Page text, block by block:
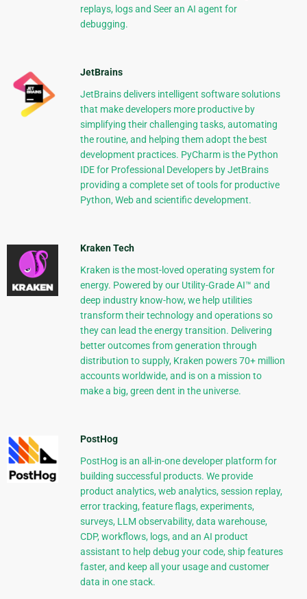
replays, logs and Seer an AI agent for
debugging.
JetBrains
JetBrains delivers intelligent software solutions
that make developers more productive by
simplifying their challenging tasks, automating
the routine, and helping them adopt the best
development practices. PyCharm is the Python
IDE for Professional Developers by JetBrains
providing a complete set of tools for productive
Python, Web and scientific development.
Kraken Tech
Kraken is the most-loved operating system for
energy. Powered by our Utility-Grade AI™ and
deep industry know-how, we help utilities
transform their technology and operations so
they can lead the energy transition. Delivering
better outcomes from generation through
distribution to supply, Kraken powers 70+ million
accounts worldwide, and is on a mission to
make a big, green dent in the universe.
PostHog
PostHog is an all-in-one developer platform for
building successful products. We provide
product analytics, web analytics, session replay,
error tracking, feature flags, experiments,
surveys, LLM observability, data warehouse,
CDP, workflows, logs, and an AI product
assistant to help debug your code, ship features
faster, and keep all your usage and customer
data in one stack.